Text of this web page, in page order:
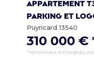
Appartement
parking et
Puyricard 13540
310 000 €
* Honoraires à la charge du